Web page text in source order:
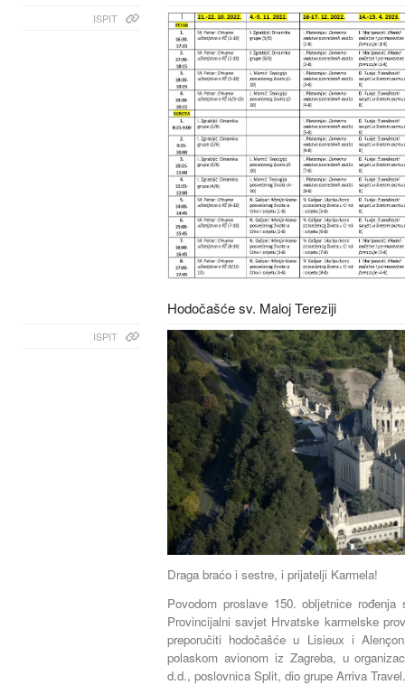
ISPIT
Hodočašće sv. Maloj Tereziji
ISPIT
Draga braćo i sestre, i prijatelji Karmela!
Povodom proslave 150. obljetnice rođenja
Provincijalni savjet Hrvatske karmelske
preporučiti hodočašće u Lisieux i
polaskom avionom iz Zagreba, u
d.d., poslovnica Split, dio grupe Arriva Travel.